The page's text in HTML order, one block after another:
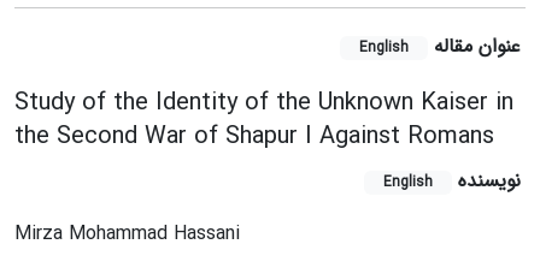
عنوان مقاله English
Study of the Identity of the Unknown Kaiser in
the Second War of Shapur I Against Romans
نویسنده English
Mirza Mohammad Hassani